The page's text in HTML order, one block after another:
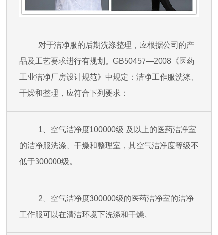
对于洁净服的后期洗涤整理，应根据公司的产
品及工艺要求进行有规划。 GB50457—2008《医药
工业洁净厂房设计规范》中规定：洁净工作服洗涤、
干燥和整理，应符合下列要求：
1、 空气洁净度100000级 及以上的医药洁净室
的洁净服洗涤、干燥和整理室，其空气洁净度等级不
低于300000级。
2、 空气洁净度300000级的医药洁净室的洁净
工作服可以在清洁环境下洗涤和干燥。